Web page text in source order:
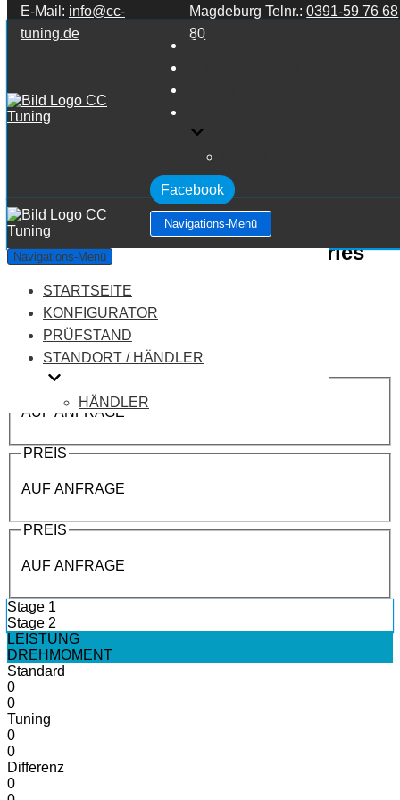
Zum Inhalt springen
E-Mail: info@cc-
tuning.de
Magdeburg Telnr.:0391-59 76 68
80
STARTSEITE
Facebook
Navigations-Menü
Navigations-Menü
STARTSEITE
KONFIGURATOR
PRÜFSTAND
STANDORT / HÄNDLER
HÄNDLER
BMW 4 Series F32/F33/F36 4 Series
440i
Leistung:326 PS
Drehmoment:450 NM
Motortyp:Benziner
PREIS
AUF ANFRAGE
PREIS
AUF ANFRAGE
PREIS
AUF ANFRAGE
Stage 1
Stage 2
LEISTUNG
DREHMOMENT
Standard
0
0
Tuning
0
0
Differenz
0